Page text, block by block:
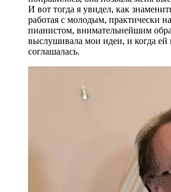
И вот тогда я увидел, как
работая с молодым, практически
пианистом, внимательнейшим
выслушивала мои идеи, и когда ей
соглашалась.